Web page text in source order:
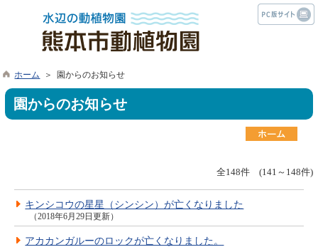
ホーム ＞ 園からのお知らせ
園からのお知らせ
全148件 (141～148件)
キンシコウの星星（シンシン）が亡くなりました
（2018年6月29日更新）
アカカンガルーのロックが亡くなりました。